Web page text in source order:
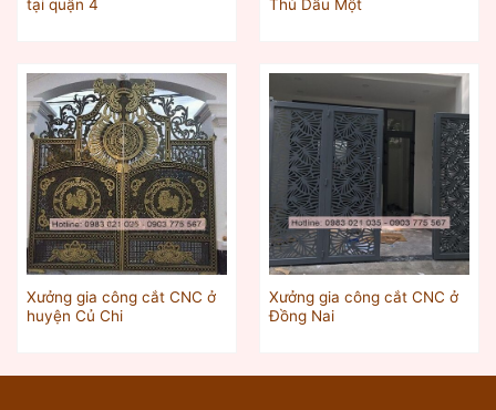
tại quận 4
Thủ Dầu Một‎
Xưởng gia công cắt CNC ở
huyện Củ Chi
Xưởng gia công cắt CNC ở
Đồng Nai